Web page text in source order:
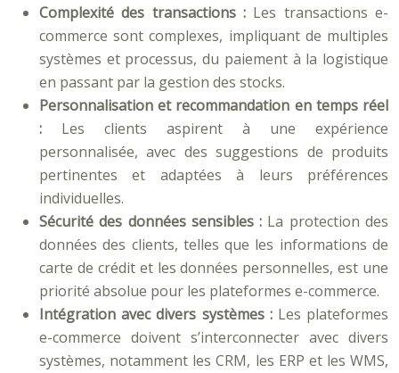
Complexité des transactions : Les transactions e-
commerce sont complexes, impliquant de multiples
systèmes et processus, du paiement à la logistique
en passant par la gestion des stocks.
Personnalisation et recommandation en temps réel
: Les clients aspirent à une expérience
personnalisée, avec des suggestions de produits
pertinentes et adaptées à leurs préférences
individuelles.
Sécurité des données sensibles : La protection des
données des clients, telles que les informations de
carte de crédit et les données personnelles, est une
priorité absolue pour les plateformes e-commerce.
Intégration avec divers systèmes : Les plateformes
e-commerce doivent s’interconnecter avec divers
systèmes, notamment les CRM, les ERP et les WMS,